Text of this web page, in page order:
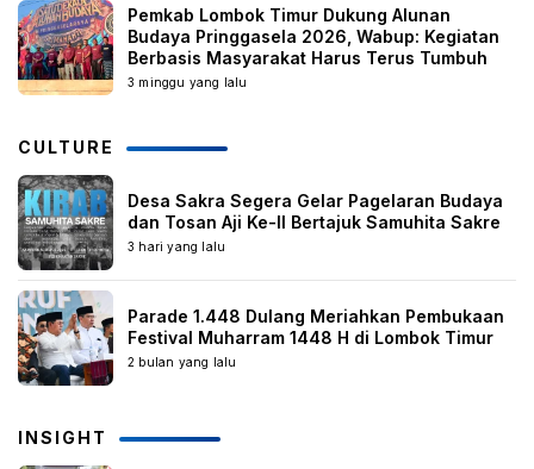
Pemkab Lombok Timur Dukung Alunan
Budaya Pringgasela 2026, Wabup: Kegiatan
Berbasis Masyarakat Harus Terus Tumbuh
3 minggu yang lalu
CULTURE
Desa Sakra Segera Gelar Pagelaran Budaya
dan Tosan Aji Ke-II Bertajuk Samuhita Sakre
3 hari yang lalu
Parade 1.448 Dulang Meriahkan Pembukaan
Festival Muharram 1448 H di Lombok Timur
2 bulan yang lalu
INSIGHT